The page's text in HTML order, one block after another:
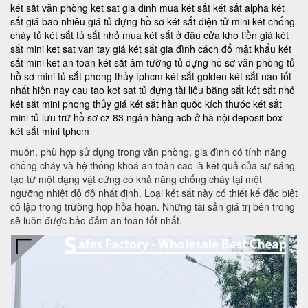
két sắt văn phòng ket sat gia dinh mua két sắt két sắt alpha két
sắt giá bao nhiêu giá tủ đựng hồ sơ két sắt điện tử mini két chống
cháy tủ két sắt tủ sắt nhỏ mua két sắt ở đâu cửa kho tiền giá két
sắt mini ket sat van tay giá két sắt gia đình cách đổ mật khẩu két
sắt mini ket an toan két sắt âm tường tủ đựng hồ sơ văn phòng tủ
hồ sơ mini tủ sắt phong thủy tphcm két sắt golden két sắt nào tốt
nhất hiện nay cau tao ket sat tủ đựng tài liệu bằng sắt két sắt nhỏ
két sắt mini phong thủy giá két sắt hàn quốc kích thước két sắt
mini tủ lưu trữ hồ sơ cz 83 ngân hàng acb ở hà nội deposit box
két sắt mini tphcm
muốn, phù hợp sử dụng trong văn phòng, gia đình có tính năng
chống cháy và hệ thống khoá an toàn cao là kết quả của sự sáng
tạo từ một dạng vật cứng có khả năng chống cháy tại một
ngưỡng nhiệt độ độ nhất định. Loại két sắt này có thiết kế đặc biệt
cô lập trong trường hợp hỏa hoạn. Những tài sản giá trị bên trong
sẽ luôn được bảo đảm an toàn tốt nhất.